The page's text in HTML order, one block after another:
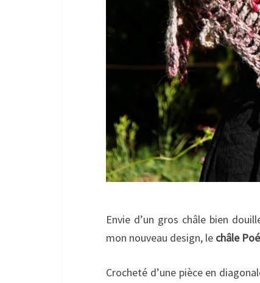
Envie d’un gros châle bien
mon nouveau design, le châle
Crocheté d’une pièce en